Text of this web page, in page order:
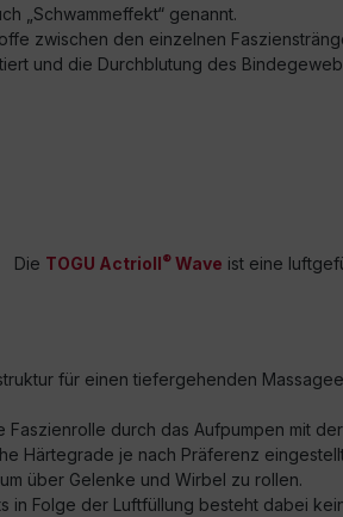
„Schwammeffekt“ genannt.
zwischen den einzelnen
und die Durchblutung des
Die TOGU Actrioll®Wave ist eine
für einen tiefergehenden
Faszienrolle durch das Aufpumpen mit der
Härtegrade je nach Präferenz
über Gelenke und Wirbel zu rollen.
in Folge der Luftfüllung besteht dabei